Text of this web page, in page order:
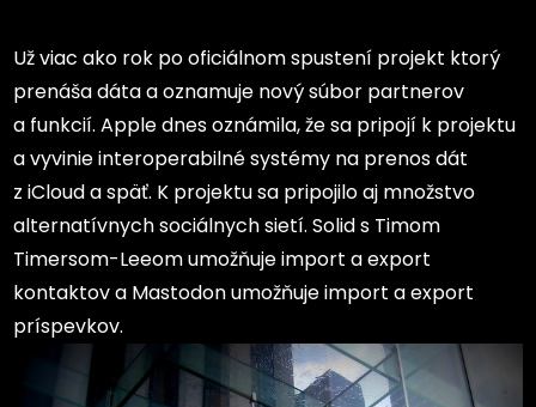
Už viac ako rok po oficiálnom spustení projekt ktorý
prenáša dáta a oznamuje nový súbor partnerov
a funkcií. Apple dnes oznámila, že sa pripojí k projektu
a vyvinie interoperabilné systémy na prenos dát
z iCloud a späť. K projektu sa pripojilo aj množstvo
alternatívnych sociálnych sietí. Solid s Timom
Timersom-Leeom umožňuje import a export
kontaktov a Mastodon umožňuje import a export
príspevkov.